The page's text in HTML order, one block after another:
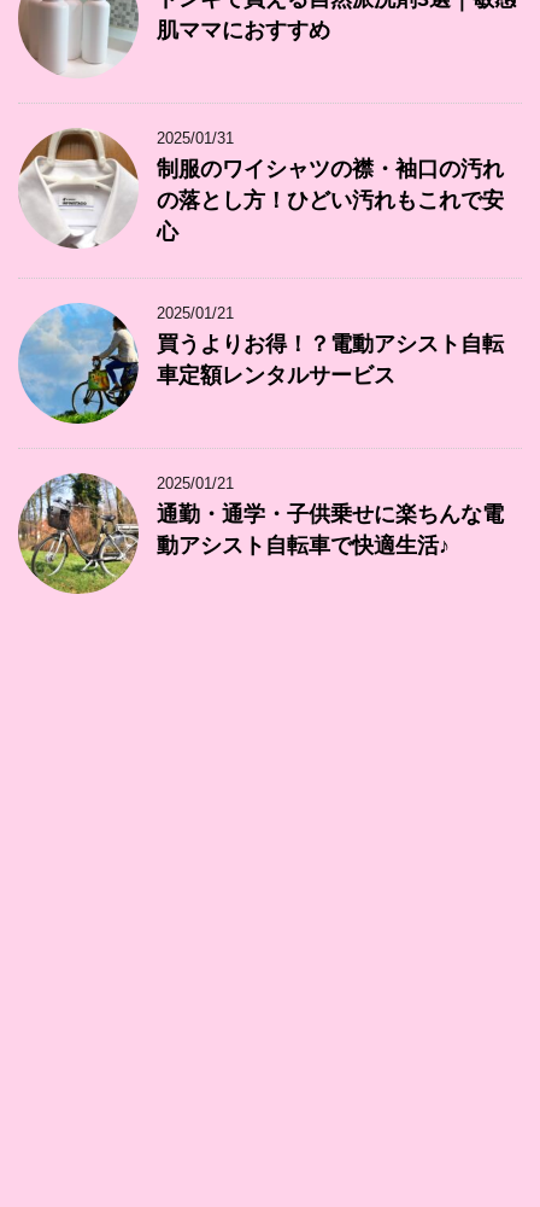
肌ママにおすすめ
2025/01/31
制服のワイシャツの襟・袖口の汚れ
の落とし方！ひどい汚れもこれで安
心
2025/01/21
買うよりお得！？電動アシスト自転
車定額レンタルサービス
2025/01/21
通勤・通学・子供乗せに楽ちんな電
動アシスト自転車で快適生活♪